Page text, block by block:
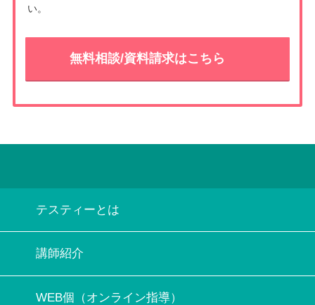
い。
無料相談/資料請求はこちら
テスティーとは
講師紹介
WEB個（オンライン指導）